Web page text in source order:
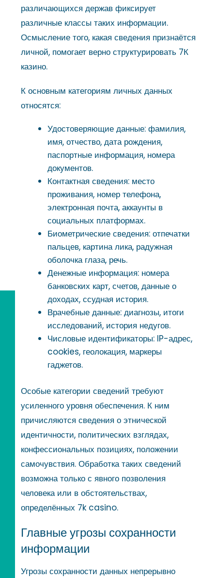
различающихся держав фиксирует
различные классы таких информации.
Осмысление того, какая сведения признаётся
личной, помогает верно структурировать 7К
казино.
К основным категориям личных данных
относятся:
Удостоверяющие данные: фамилия,
имя, отчество, дата рождения,
паспортные информация, номера
документов.
Контактная сведения: место
проживания, номер телефона,
электронная почта, аккаунты в
социальных платформах.
Биометрические сведения: отпечатки
пальцев, картина лика, радужная
оболочка глаза, речь.
Денежные информация: номера
банковских карт, счетов, данные о
доходах, ссудная история.
Врачебные данные: диагнозы, итоги
исследований, история недугов.
Числовые идентификаторы: IP-адрес,
cookies, геолокация, маркеры
гаджетов.
Особые категории сведений требуют
усиленного уровня обеспечения. К ним
причисляются сведения о этнической
идентичности, политических взглядах,
конфессиональных позициях, положении
самочувствия. Обработка таких сведений
возможна только с явного позволения
человека или в обстоятельствах,
определённых 7k casino.
Главные угрозы сохранности
информации
Угрозы сохранности данных непрерывно